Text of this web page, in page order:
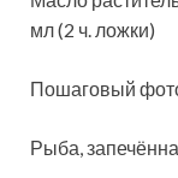
мл (2 ч. ложки)
Пошаговый
Рыба,